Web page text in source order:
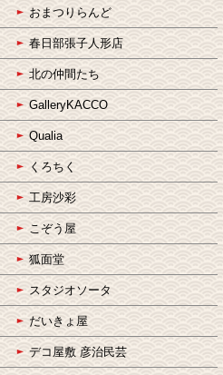
おまつりらんど
春日部張子人形店
北の仲間たち
GalleryKACCO
Qualia
くろちく
工房沙彩
こぞう屋
狐面堂
スタジオソータ
だいきょ屋
デコ屋敷 彦治民芸